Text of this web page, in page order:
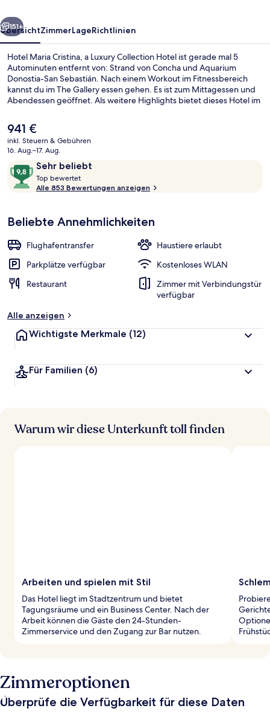
Hotel
Weiter
151+
ÜbersichtZimmerLageRichtlinien
Hotel Maria Cristina, a Luxury Collection Hotel ist gerade mal 5
Autominuten entfernt von: Strand von Concha und Aquarium
Donostia-San Sebastián. Nach einem Workout im Fitnessbereich
kannst du im The Gallery essen gehen. Es ist zum Mittagessen und
Abendessen geöffnet. Als weitere Highlights bietet dieses Hotel im
Andere Reisende lieben das hilfsbereite Personal.
Der
aktuelle
Preis
941 €.
941 €
inkl. Steuern & Gebühren
16. Aug.–17. Aug.
Bewertungen
Sehr beliebt
9,8
von
10,
beliebt
Top bewertet
o
b
w
r
Alle 853 Bewertungen anzeigen
Beliebte Annehmlichkeiten
Flughafentransfer
Haustiere erlaubt
Parkplätze verfügbar
Kostenloses WLAN
Restaurant
Zimmer mit Verbindungstür
verfügbar
Alle anzeigen
Wichtigste Merkmale (12)
Für Familien (6)
Warum wir diese Unterkunft toll finden
Arbeiten und spielen mit Stil
Das Hotel liegt im Stadtzentrum und bietet
Tagungsräume und ein Business Center. Nach der
Arbeit können die Gäste den 24-Stunden-
Zimmerservice und den Zugang zur Bar nutzen.
Zimmeroptionen
Überprüfe die Verfügbarkeit für diese Daten